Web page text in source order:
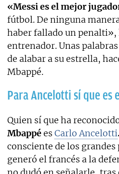
«Messi es el mejor
fútbol. De ninguna
haber fallado un penalti»,
entrenador. Unas
de alabar a su estrella,
Mbappé.
Para Ancelotti sí que es
Quien sí que ha
Mbappées Carlo Ancelotti
consciente de los grandes
generó el francés a la